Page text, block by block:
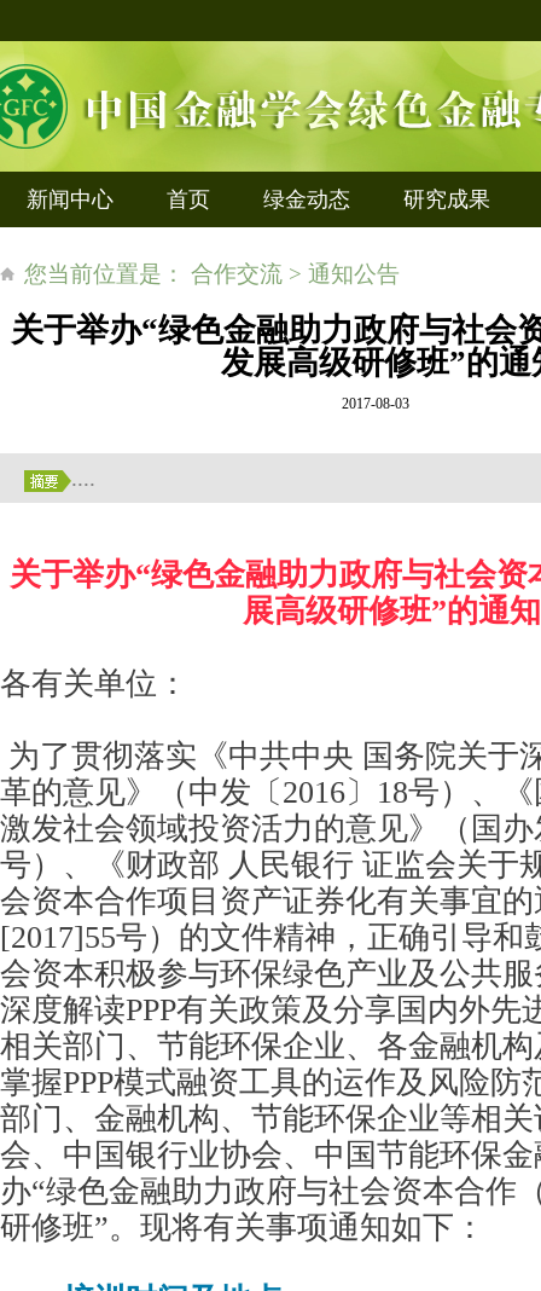
新闻中心 首页 绿金动态 研究成果
您当前位置是： 合作交流 > 通知公告
关于举办“绿色金融助力政府与社会
发展高级研修班”的通
2017-08-03
....
关于举办“绿色金融助力政府与社会资
展高级研修班”的通知
各有关单位：
为了贯彻落实《中共中央 国务院关于
革的意见》（中发〔2016〕18号）、
激发社会领域投资活力的意见》（国办
号）、《财政部 人民银行 证监会关于
会资本合作项目资产证券化有关事宜
[2017]55号）的文件精神，正确引导和
会资本积极参与环保绿色产业及公共
深度解读PPP有关政策及分享国内外先
相关部门、节能环保企业、各金融机
掌握PPP模式融资工具的运作及风险防
部门、金融机构、节能环保企业等相
会、中国银行业协会、中国节能环保
办“绿色金融助力政府与社会资本合作
研修班”。现将有关事项通知如下：